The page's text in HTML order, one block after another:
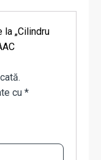
la „Cilindru
cu *